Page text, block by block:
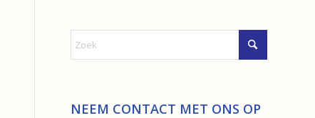
NEEM CONTACT MET ONS OP